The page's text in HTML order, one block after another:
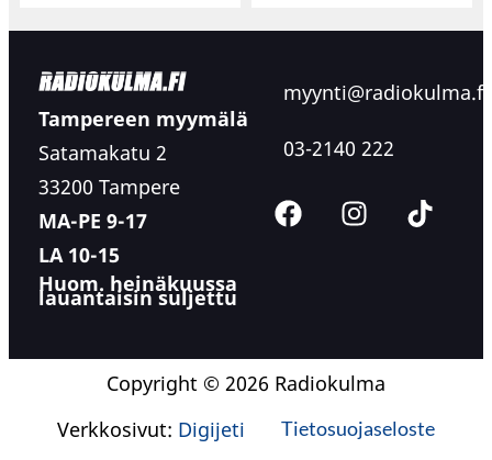
Tampereen myymälä
Satamakatu 2
33200 Tampere
MA-PE 9-17
LA 10-15
Huom. heinäkuussa
lauantaisin suljettu
myynti@radiokulma.fi
03-2140 222
Copyright © 2026 Radiokulma
Verkkosivut: Digijeti Tietosuojaseloste